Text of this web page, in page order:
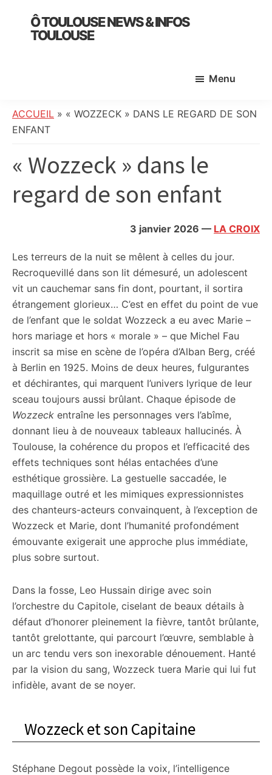
primary
Ô TOULOUSE NEWS & INFOS
TOULOUSE
:
info
société,
culture,
politique,
météo,
et
initiatives
citoyennes
Menu
ACCUEIL » « WOZZECK » DANS LE REGARD DE SON
ENFANT
« Wozzeck » dans le
regard de son enfant
3 janvier 2026 — LA CROIX
Les terreurs de la nuit se mêlent à celles du jour.
Recroquevillé dans son lit démesuré, un adolescent
vit un cauchemar sans fin dont, pourtant, il sortira
étrangement glorieux… C’est en effet du point de vue
de l’enfant que le soldat Wozzeck a eu avec Marie –
hors mariage et hors « morale » – que Michel Fau
inscrit sa mise en scène de l’opéra d’Alban Berg, créé
à Berlin en 1925. Moins de deux heures, fulgurantes
et déchirantes, qui marquent l’univers lyrique de leur
sceau toujours aussi brûlant. Chaque épisode de
Wozzeck entraîne les personnages vers l’abîme,
donnant lieu à de nouveaux tableaux hallucinés. À
Toulouse, la cohérence du propos et l’efficacité des
effets techniques sont hélas entachées d’une
esthétique grossière. La gestuelle saccadée, le
maquillage outré et les mimiques expressionnistes
des chanteurs-acteurs convainquent, à l’exception de
Wozzeck et Marie, dont l’humanité profondément
émouvante exigerait une approche plus immédiate,
plus sobre surtout.
Dans la fosse, Leo Hussain dirige avec soin
l’orchestre du Capitole, ciselant de beaux détails à
défaut d’honorer pleinement la fièvre, tantôt brûlante,
tantôt grelottante, qui parcourt l’œuvre, semblable à
un arc tendu vers son inexorable dénouement. Hanté
par la vision du sang, Wozzeck tuera Marie qui lui fut
infidèle, avant de se noyer.
Wozzeck et son Capitaine
Stéphane Degout possède la voix, l’intelligence